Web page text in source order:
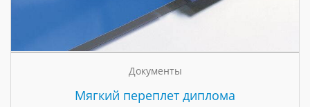
Документы
Мягкий переплет диплома